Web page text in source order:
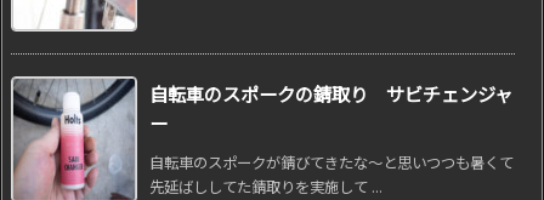
自転車のスポークの錆取り サビチェンジャ
ー
自転車のスポークが錆びてきたな～と思いつつも暑くて
先延ばししてた錆取りを実施して ...